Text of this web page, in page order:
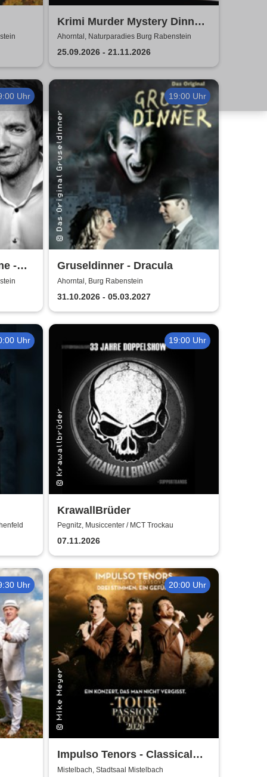
Krimi Murder Mystery Dinner
- Kripo TV
Ahorntal, Naturparadies Burg Rabenstein
25.09.2026 - 21.11.2026
Uhr
-
19:00 Uhr
Gruseldinner - Dracula
Ahorntal, Burg Rabenstein
31.10.2026 - 05.03.2027
Uhr 19:00 Uhr
KrawallBrüder
Pegnitz, Musiccenter / MCT Trockau
07.11.2026
Uhr 20:00 Uhr
Impulso Tenors - Classical
Crossover
Mistelbach, Stadtsaal Mistelbach